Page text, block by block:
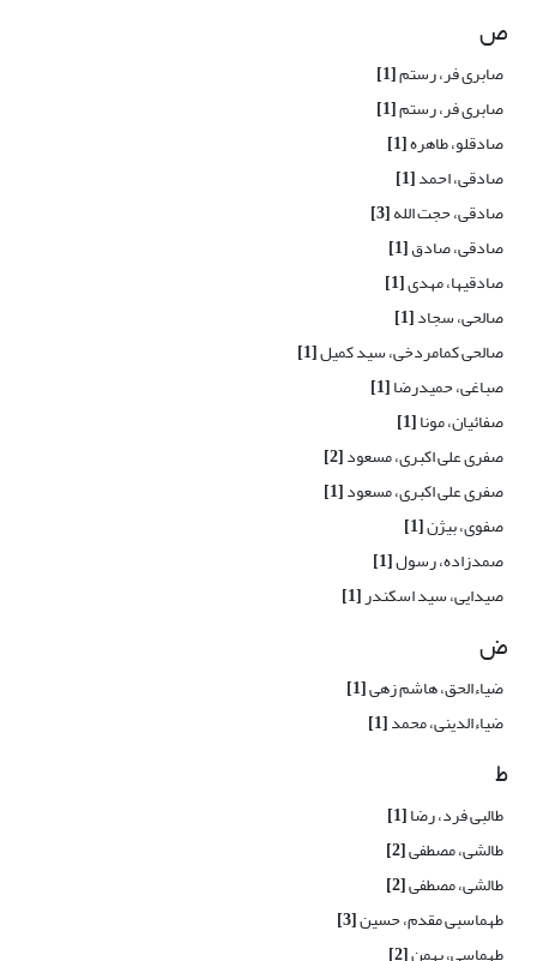
ص
صابری فر، رستم[1]
صابری فر، رستم[1]
صادقلو، طاهره[1]
صادقی، احمد[1]
صادقی، حجت الله[3]
صادقی، صادق[1]
صادقیها، مهدی[1]
صالحی، سجاد[1]
صالحی کمامردخی، سید کمیل[1]
صباغی، حمیدرضا[1]
صفائیان، مونا[1]
صفری علی اکبری، مسعود[2]
صفری علی اکبری، مسعود[1]
صفوی، بیژن[1]
صمدزاده، رسول[1]
صیدایی، سید اسکندر[1]
ض
ضیاءالحق، هاشم زهی[1]
ضیاءالدینی، محمد[1]
ط
طالبی فرد، رضا[1]
طالشی، مصطفی[2]
طالشی، مصطفی[2]
طهماسبی مقدم، حسین[3]